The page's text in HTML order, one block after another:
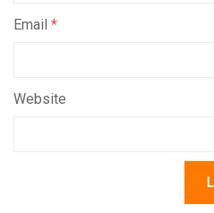
Email *
Website